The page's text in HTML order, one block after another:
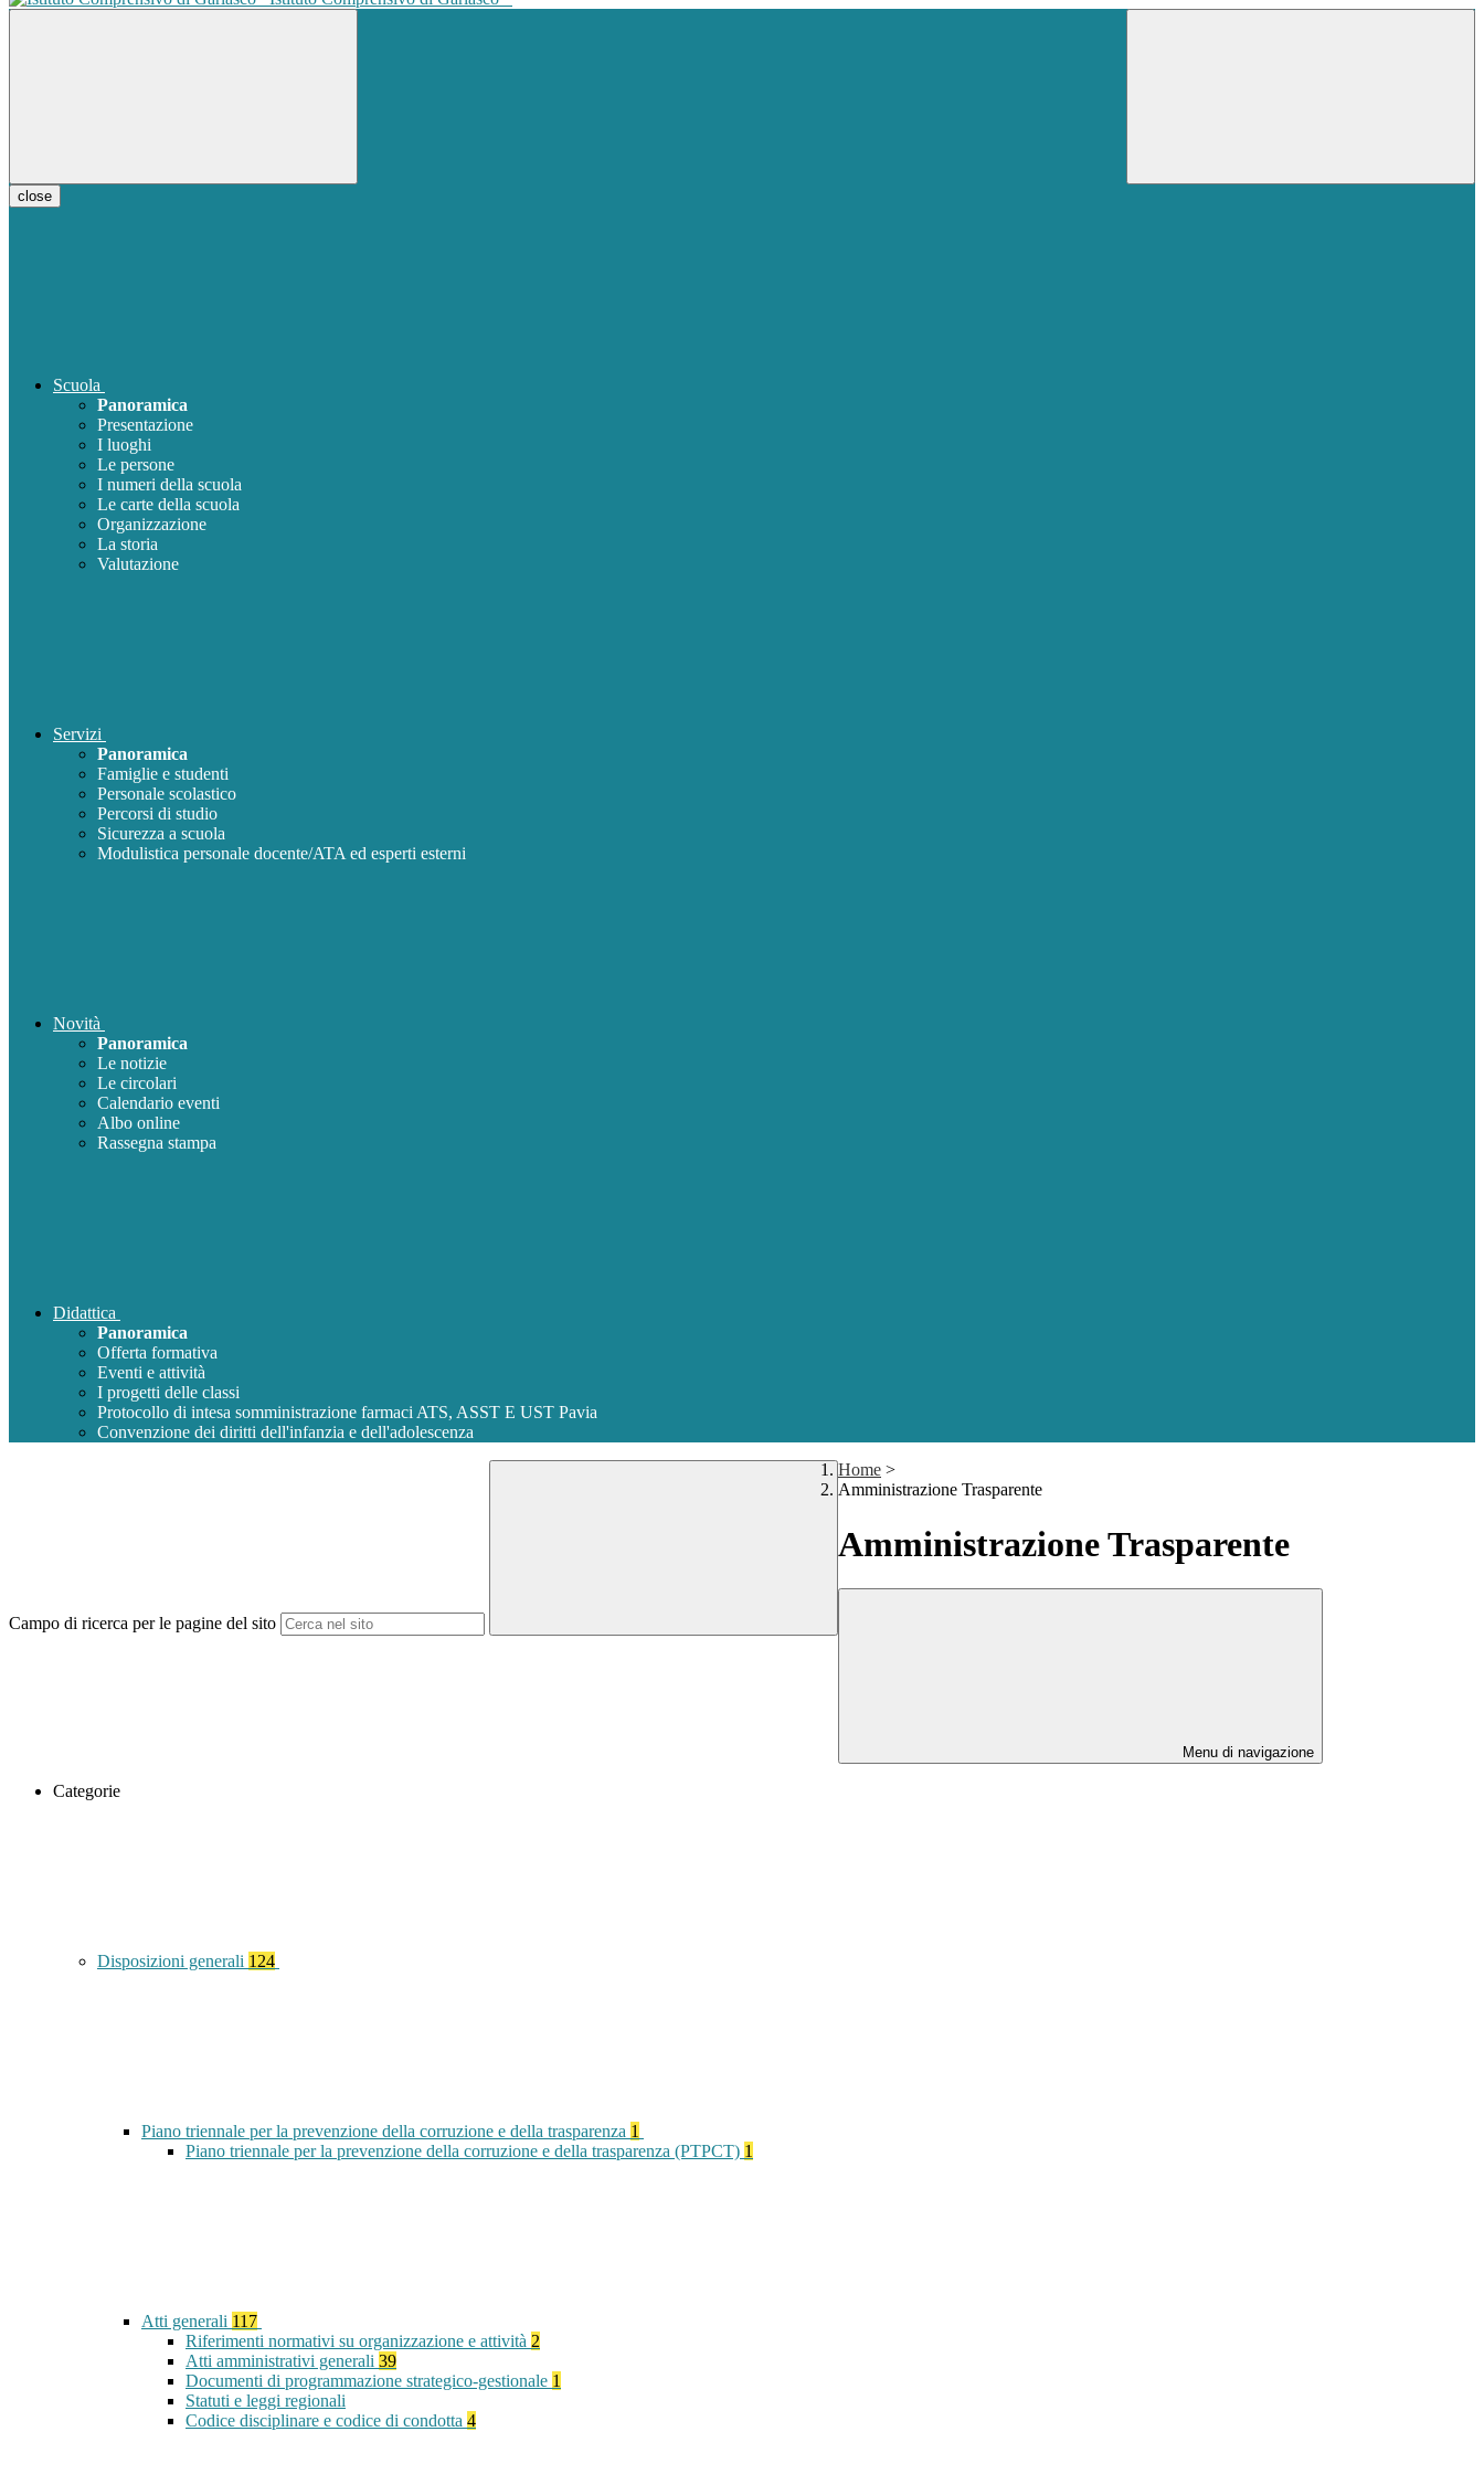
close
Scuola
Panoramica
Presentazione
I luoghi
Le persone
I numeri della scuola
Le carte della scuola
Organizzazione
La storia
Valutazione
Servizi
Panoramica
Famiglie e studenti
Personale scolastico
Percorsi di studio
Sicurezza a scuola
Modulistica personale docente/ATA ed esperti esterni
Novità
Panoramica
Le notizie
Le circolari
Calendario eventi
Albo online
Rassegna stampa
Didattica
Panoramica
Offerta formativa
Eventi e attività
I progetti delle classi
Protocollo di intesa somministrazione farmaci ATS, ASST E UST Pavia
Convenzione dei diritti dell'infanzia e dell'adolescenza
Campo di ricerca per le pagine del sito
Home >
Amministrazione Trasparente
Amministrazione Trasparente
Menu di navigazione
Categorie
Disposizioni generali 124
Piano triennale per la prevenzione della corruzione e della trasparenza 1
Piano triennale per la prevenzione della corruzione e della trasparenza (PTPCT) 1
Atti generali 117
Riferimenti normativi su organizzazione e attività 2
Atti amministrativi generali 39
Documenti di programmazione strategico-gestionale 1
Statuti e leggi regionali
Codice disciplinare e codice di condotta 4